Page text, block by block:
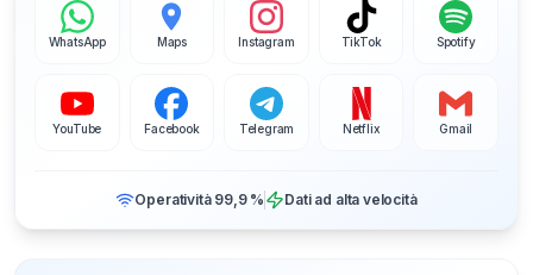
WhatsApp Maps Instagram TikTok Spotify
YouTube Facebook Telegram Netflix Gmail
Operatività 99,9 % Dati ad alta velocità